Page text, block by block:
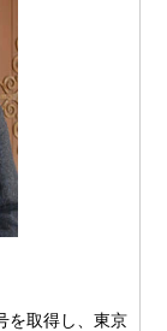
を取得し、東京